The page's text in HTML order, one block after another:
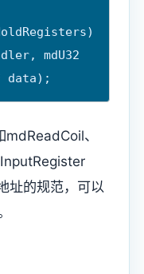
mdU32
data);
、
址的规范，可以